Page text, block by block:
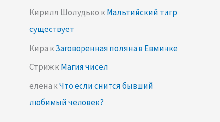
Кирилл Шолудько кМальтийский тигр
существует
Кира кЗаговоренная поляна в Евминке
СтрижкМагия чисел
елена кЧто если снится бывший
любимый человек?